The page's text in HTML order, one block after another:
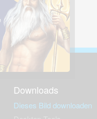
Downloads
Dieses Bild downloaden